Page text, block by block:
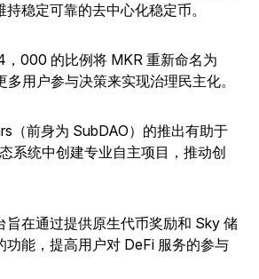
稳定可靠的去中心化稳定币。
，000 的比例将 MKR 重新命名为
用户参与决策来实现治理民主化。
（前身为 SubDAO）的推出有助于
系统中创建专业自主项目，推动创
旨在通过提供原生代币奖励和 Sky 储
功能，提高用户对 DeFi 服务的参与